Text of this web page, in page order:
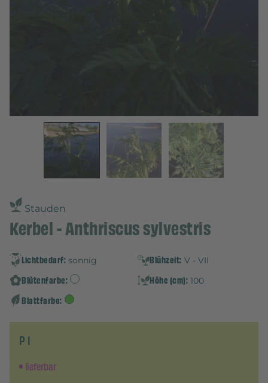
Stauden
Kerbel - Anthriscus sylvestris
Lichtbedarf: sonnig Blühzeit: V - VII
Blütenfarbe: Höhe (cm): 100
Blattfarbe:
P 1
lieferbar